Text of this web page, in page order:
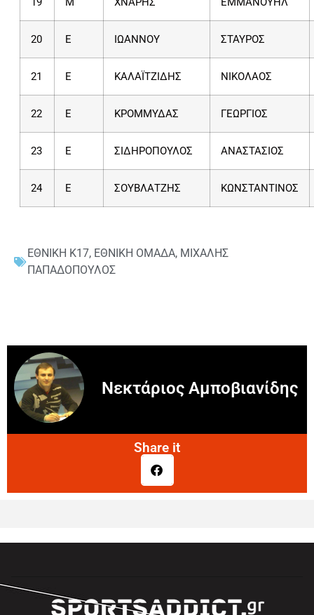
20 Ε ΙΩΑΝΝΟΥ ΣΤΑΥΡΟΣ
21 Ε ΚΑΛΑΪΤΖΙΔΗΣ ΝΙΚΟΛΑΟΣ
22 Ε ΚΡΟΜΜΥΔΑΣ ΓΕΩΡΓΙΟΣ
23 Ε ΣΙΔΗΡΟΠΟΥΛΟΣ ΑΝΑΣΤΑΣΙΟΣ
24 Ε ΣΟΥΒΛΑΤΖΗΣ ΚΩΝΣΤΑΝΤΙΝΟΣ
ΕΘΝΙΚΗ Κ17, ΕΘΝΙΚΗ ΟΜΑΔΑ, ΜΙΧΑΛΗΣ
ΠΑΠΑΔΟΠΟΥΛΟΣ
Νεκτάριος Αμποβιανίδης
Share it